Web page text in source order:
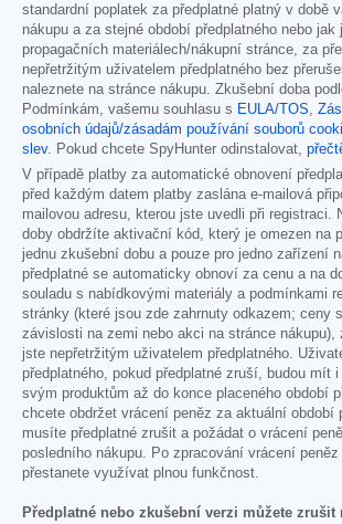
standardní poplatek za předplatné platný v době
nákupu a za stejné období předplatného nebo jak
propagačních materiálech/nákupní stránce, za
nepřetržitým uživatelem předplatného bez
naleznete na stránce nákupu. Zkušební doba
Podmínkám, vašemu souhlasu s EULA/TOS,
osobních údajů/zásadám používání souborů
slev. Pokud chcete SpyHunter odinstalovat,
V případě platby za automatické obnovení
před každým datem platby zaslána e-mailová
mailovou adresu, kterou jste uvedli při registraci.
doby obdržíte aktivační kód, který je omezen na
jednu zkušební dobu a pouze pro jedno zařízení
předplatné se automaticky obnoví za cenu a na
souladu s nabídkovými materiály a podmínkami
stránky (které jsou zde zahrnuty odkazem; ceny
závislosti na zemi nebo akci na stránce nákupu),
jste nepřetržitým uživatelem předplatného.
předplatného, pokud předplatné zruší, budou mít
svým produktům až do konce placeného období
chcete obdržet vrácení peněz za aktuální období
musíte předplatné zrušit a požádat o vrácení
posledního nákupu. Po zpracování vrácení
přestanete využívat plnou funkčnost.
Předplatné nebo zkušební verzi můžete zrušit